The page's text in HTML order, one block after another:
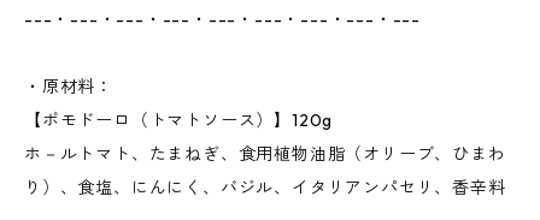
---・---・---・---・---・---・---・---・---
・原材料：
【ポモドーロ（トマトソース）】120g
ホ－ルトマト、たまねぎ、食用植物油脂（オリーブ、ひまわ
り）、食塩、にんにく、バジル、イタリアンパセリ、香辛料